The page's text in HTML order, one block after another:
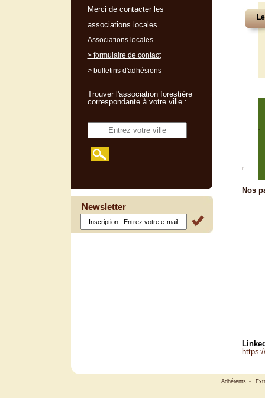
"
r
Nos
Merci de contacter les
associations locales
Associations locales
> formulaire de contact
> bulletins d'adhésions
Trouver l'association forestière
correspondante à votre ville :
Newsletter
Adhérents -